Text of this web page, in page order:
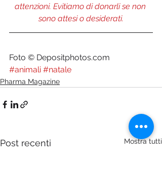
attenzioni. Evitiamo di donarli se non
sono attesi o desiderati.
Foto © Depositphotos.com
#animali #natale
Pharma Magazine
Post recenti Mostra tutti